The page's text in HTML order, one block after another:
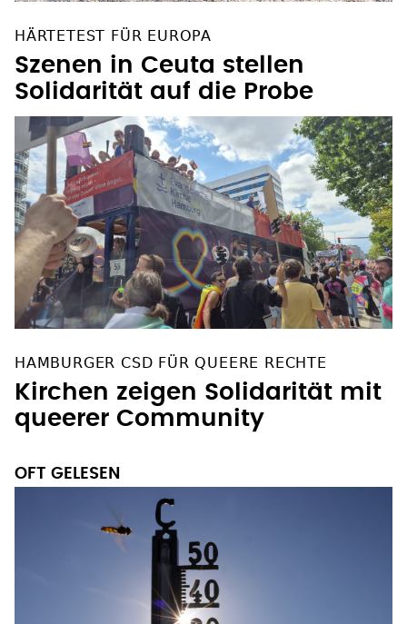
HÄRTETEST FÜR EUROPA
Szenen in Ceuta stellen
Solidarität auf die Probe
HAMBURGER CSD FÜR QUEERE RECHTE
Kirchen zeigen Solidarität mit
queerer Community
OFT GELESEN